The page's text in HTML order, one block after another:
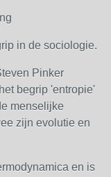
in de sociologie.
Pinker
begrip 'entropie'
menselijke
zijn evolutie en
en is